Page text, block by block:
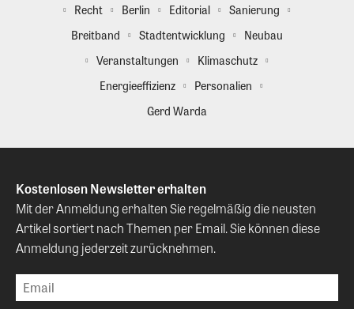
Recht
Berlin Editorial
Sanierung
Breitband
Stadtentwicklung
Neubau
Veranstaltungen
Klimaschutz
Energieeffizienz
Personalien
Gerd Warda
Kostenlosen Newsletter erhalten
Mit der Anmeldung erhalten Sie regelmäßig die neusten
Artikel sortiert nach Themen per Email. Sie können diese
Anmeldung jederzeit zurücknehmen.